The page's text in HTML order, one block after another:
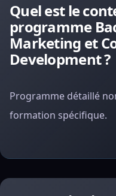
Quel est le
programme
Marketing et
Development ?
Programme détaillé
formation spécifique.